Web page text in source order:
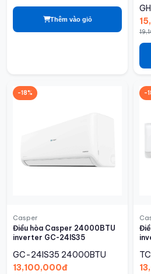
Thêm vào giỏ
-18%
Casper
Điều hòa Casper 24000BTU
inverter GC-24IS35
GC-24IS35 24000BTU
13,100,000đ
-